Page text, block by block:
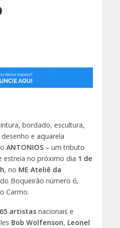
bordado, escultura,
e aquarela
ANTONIOS– um tributo
estreia no próximo dia 1 de
, no ME Ateliê da
Boqueirão número 6,
Carmo.
65 artistasnacionais e
Bob Wolfenson, Leonel